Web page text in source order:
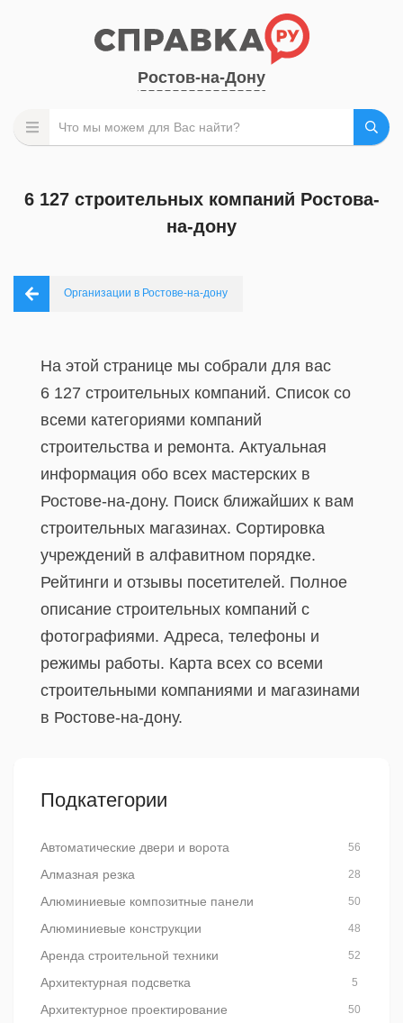
Ростов-на-Дону
6 127 строительных компаний Ростова-
на-дону
Организации в Ростове-на-дону
На этой странице мы собрали для вас
6 127 строительных компаний. Список со
всеми категориями компаний
строительства и ремонта. Актуальная
информация обо всех мастерских в
Ростове-на-дону. Поиск ближайших к вам
строительных магазинах. Сортировка
учреждений в алфавитном порядке.
Рейтинги и отзывы посетителей. Полное
описание строительных компаний с
фотографиями. Адреса, телефоны и
режимы работы. Карта всех со всеми
строительными компаниями и магазинами
в Ростове-на-дону.
Подкатегории
Автоматические двери и ворота 56
Алмазная резка 28
Алюминиевые композитные панели 50
Алюминиевые конструкции 48
Аренда строительной техники 52
Архитектурная подсветка 5
Архитектурное проектирование 50